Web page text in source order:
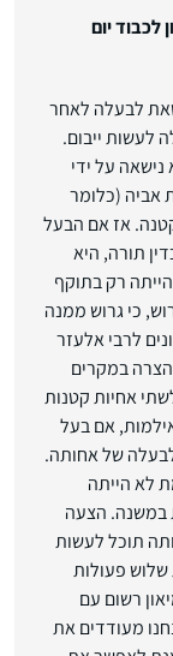
לכבוד יום
לבעלה לאחר
לעשות ייבום.
על ידי
אביה (כלומר
קטנה. אז אם הבעל
תורה, היא
רק בתוקף
כי גרוש ממנה
לרבי אלעזר
הצרה במקרים
אחיות קטנות
אם בעל
של אחותה.
לא הייתה
במשנה. הצעה
תוכל לעשות
פעולות
רשום עם
מעודדים את